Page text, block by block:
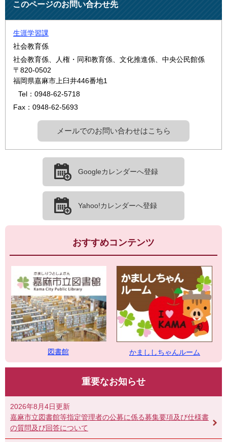
このページのお問い合わせ先
生涯学習課
社会教育係
社会教育係、人権・同和教育係、文化推進係、中央公民館係
〒820-0502
福岡県嘉麻市上臼井446番地1
Tel：0948-62-5718
Fax：0948-62-5693
メールでのお問い合わせはこちら
Googleカレンダーへ登録
Yahoo!カレンダーへ登録
おすすめコンテンツ
図書館 かまししちゃんルーム
重要なお知らせ
2026年8月4日更新
嘉麻市立図書館等指定管理者の公募に係る募集要項及び仕様書
の質問及び回答について